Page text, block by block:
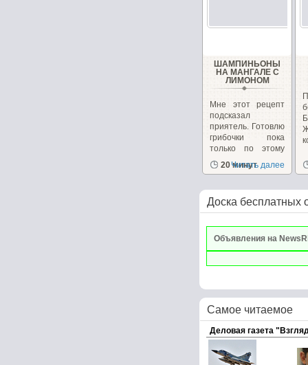
ШАМПИНЬОНЫ
НА МАНГАЛЕ С
ЛИМОНОМ
Мне этот рецепт
подсказал
приятель. Готовлю
грибочки пока
только по этому
рецепту...
20 минут
Читать далее
Доска бесплатных
Объявления на
Самое читаемое